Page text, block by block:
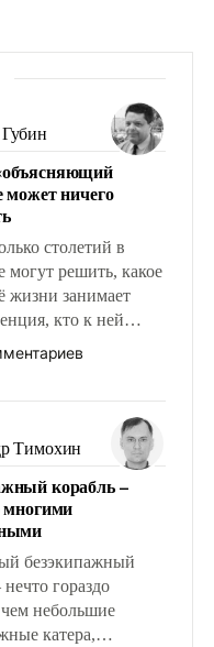
может ничего
столетий в
могут решить, какое
жизни занимает
кто к ней
а кого из неё
с правом
от просто
людей. Иногда
что эти вопросы
и навсегда, но –
Тимохин
корабль –
многими
безэкипажный
нечто гораздо
небольшие
катера,